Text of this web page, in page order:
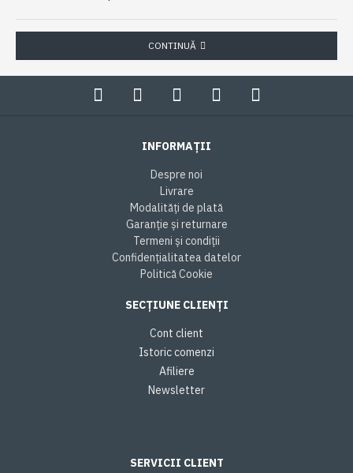
CONTINUĂ
INFORMAȚII
Despre noi
Livrare
Modalități de plată
Garanție și returnare
Termeni și condiții
Confidențialitatea datelor
Politică Cookie
SECȚIUNE CLIENȚI
Cont client
Istoric comenzi
Afiliere
Newsletter
SERVICII CLIENT